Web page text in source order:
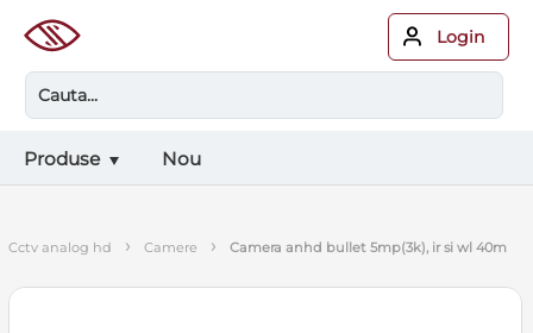
Login
Produse Nou
cctv analog hd › camere › camera anhd bullet 5mp(3k), ir si wl 40m